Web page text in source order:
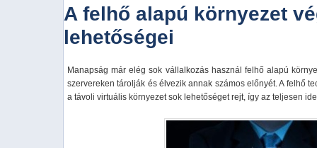
A felhő alapú környezet
lehetőségei
Manapság már elég sok vállalkozás használ felhő alapú
szervereken tárolják és élvezik annak számos előnyét. A felhő
a távoli virtuális környezet sok lehetőséget rejt, így az teljesen